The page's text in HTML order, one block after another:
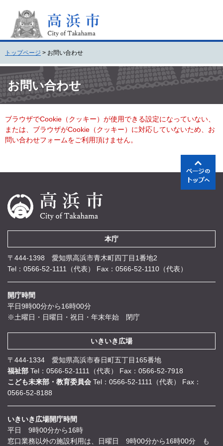
頭
で
す
。
飛
ば
し
て
本
へ
トップページ > お問い合わせ
文 お問い合わせ
ブラウザでCookie（クッキー）が使用できる設定になっていない、
または、ブラウザがCookie（クッキー）に対応していないため、お
問い合わせフォームをご利用頂けません。
本庁
〒444-1398 愛知県高浜市青木町四丁目1番地2
Tel：0566-52-1111（代表）
Fax：0566-52-1110（代表）
開庁時間
平日9時00分から16時00分
※土曜日・日曜日・祝日・年末年始 閉庁
いきいき広場
〒444-1334 愛知県高浜市春日町五丁目165番地
福祉部 Tel：0566-52-1111（代表）
Fax：0566-52-7918
こども未来部・教育委員会 Tel：0566-52-1111（代表）
Fax：
0566-52-8188
いきいき広場開庁時間
平日 9時00分から16時
窓口業務以外の施設利用は、日曜日 9時00分から16時00分 も